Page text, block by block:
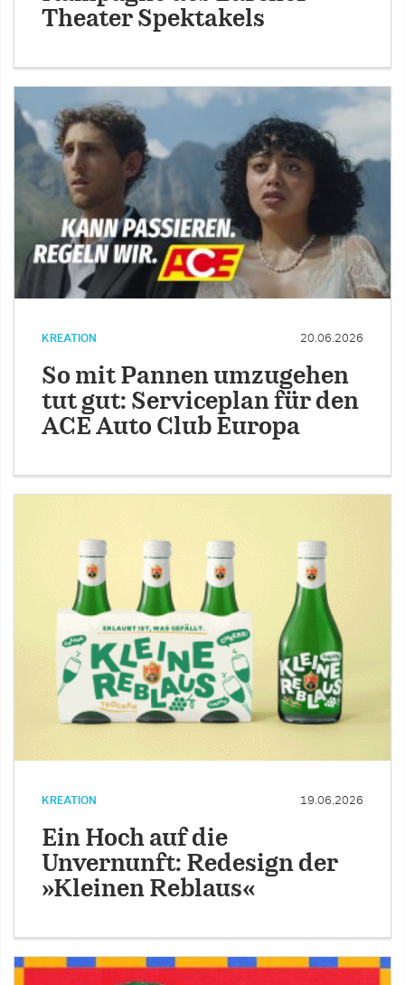
Theater Spektakels
KREATION 20.06.2026
So mit Pannen umzugehen
tut gut: Serviceplan für den
ACE Auto Club Europa
KREATION 19.06.2026
Ein Hoch auf die
Unvernunft: Redesign der
»Kleinen Reblaus«